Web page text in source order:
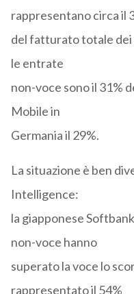
rappresentano circa il
del fatturato totale dei
le entrate
non-voce sono il 31%
Mobile in
Germania il 29%.
La situazione è ben
Intelligence:
la giapponese
non-voce hanno
superato la voce lo
rappresentato il 54%